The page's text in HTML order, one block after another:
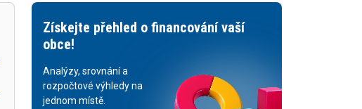
Získejte přehled o financování vaší
obce!
Analýzy, srovnání a
rozpočtové výhledy na
jednom místě.